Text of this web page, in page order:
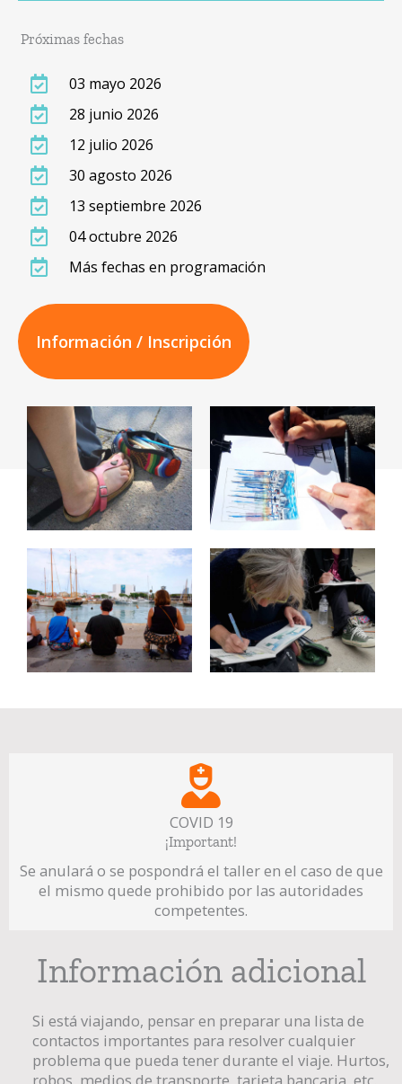
Próximas fechas
03 mayo 2026
28 junio 2026
12 julio 2026
30 agosto 2026
13 septiembre 2026
04 octubre 2026
Más fechas en programación
Información / Inscripción
COVID 19
¡Important!
Se anulará o se pospondrá el taller en el caso de que
el mismo quede prohibido por las autoridades
competentes.
Información adicional
Si está viajando, pensar en preparar una lista de
contactos importantes para resolver cualquier
problema que pueda tener durante el viaje. Hurtos,